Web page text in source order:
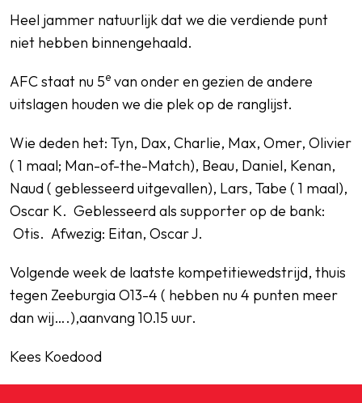
Heel jammer natuurlijk dat we die verdiende punt
niet hebben binnengehaald.
AFC staat nu 5e van onder en gezien de andere
uitslagen houden we die plek op de ranglijst.
Wie deden het: Tyn, Dax, Charlie, Max, Omer, Olivier
( 1 maal; Man-of-the-Match), Beau, Daniel, Kenan,
Naud ( geblesseerd uitgevallen), Lars, Tabe ( 1 maal),
Oscar K. Geblesseerd als supporter op de bank:
Otis. Afwezig: Eitan, Oscar J.
Volgende week de laatste kompetitiewedstrijd, thuis
tegen Zeeburgia O13-4 ( hebben nu 4 punten meer
dan wij….),aanvang 10.15 uur.
Kees Koedood